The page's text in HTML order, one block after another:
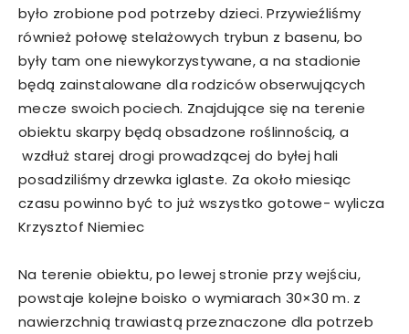
było zrobione pod potrzeby dzieci. Przywieźliśmy
również połowę stelażowych trybun z basenu, bo
były tam one niewykorzystywane, a na stadionie
będą zainstalowane dla rodziców obserwujących
mecze swoich pociech. Znajdujące się na terenie
obiektu skarpy będą obsadzone roślinnością, a
wzdłuż starej drogi prowadzącej do byłej hali
posadziliśmy drzewka iglaste. Za około miesiąc
czasu powinno być to już wszystko gotowe- wylicza
Krzysztof Niemiec
Na terenie obiektu, po lewej stronie przy wejściu,
powstaje kolejne boisko o wymiarach 30×30 m. z
nawierzchnią trawiastą przeznaczone dla potrzeb